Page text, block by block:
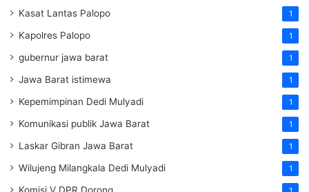
Kasat Lantas Palopo 1
Kapolres Palopo 1
gubernur jawa barat 1
Jawa Barat istimewa 1
Kepemimpinan Dedi Mulyadi 1
Komunikasi publik Jawa Barat 1
Laskar Gibran Jawa Barat 1
Wilujeng Milangkala Dedi Mulyadi 1